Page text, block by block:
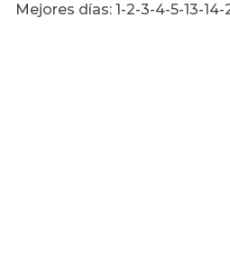
Mejores días: 1-2-3-4-5-13-